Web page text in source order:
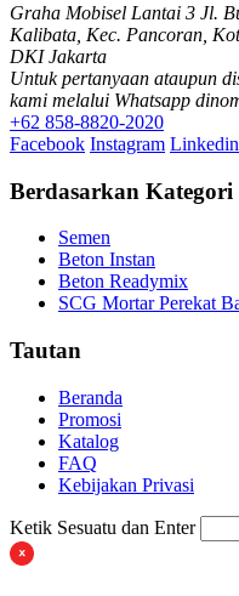
Graha Mobisel Lantai 3 Jl.
Kalibata, Kec. Pancoran,
DKI Jakarta
Untuk pertanyaan ataupun
kami melalui Whatsapp
+62 858-8820-2020
Facebook Instagram Linkedin
Berdasarkan Kategori
Semen
Beton Instan
Beton Readymix
SCG Mortar Perekat
Tautan
Beranda
Promosi
Katalog
FAQ
Kebijakan Privasi
Ketik Sesuatu dan Enter